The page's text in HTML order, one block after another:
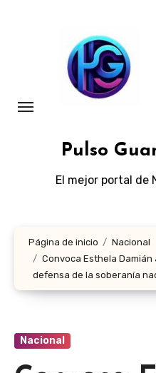
Pulso
El mejor portal de
Página de inicio
Nacional
Convoca Esthela
defensa de la soberanía
Nacional